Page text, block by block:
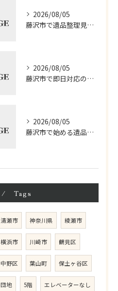
2026/08/05
藤沢市で遺品整理見積もりと料金を比較
2026/08/05
藤沢市で即日対応の遺品整理サービス徹底解説
2026/08/05
藤沢市で始める遺品整理相談の進め方
Tags
清瀬市 神奈川県 綾瀬市
横浜市 川崎市 鶴見区
中野区 葉山町 保土ヶ谷区
団地 5階 エレベーターなし